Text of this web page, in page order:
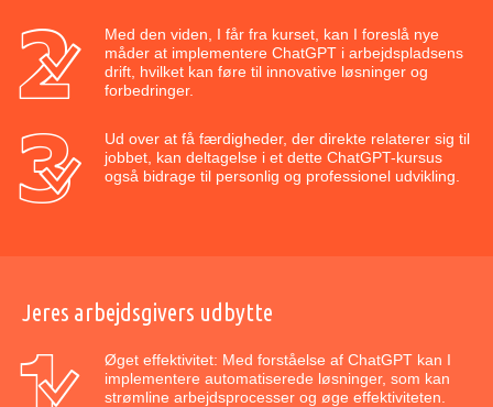
Med den viden, I får fra kurset, kan I foreslå nye
måder at implementere ChatGPT i arbejdspladsens
drift, hvilket kan føre til innovative løsninger og
forbedringer.
Ud over at få færdigheder, der direkte relaterer sig til
jobbet, kan deltagelse i et dette ChatGPT-kursus
også bidrage til personlig og professionel udvikling.
Jeres arbejdsgivers udbytte
Øget effektivitet: Med forståelse af ChatGPT kan I
implementere automatiserede løsninger, som kan
strømline arbejdsprocesser og øge effektiviteten.